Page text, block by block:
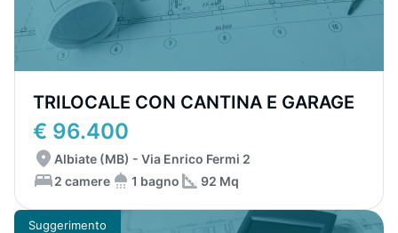
TRILOCALE CON CANTINA E GARAGE
€ 96.400
Albiate (MB) - Via Enrico Fermi 2
2 camere
1 bagno 92 Mq
Suggerimento